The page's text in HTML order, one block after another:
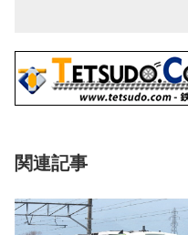
関連記事